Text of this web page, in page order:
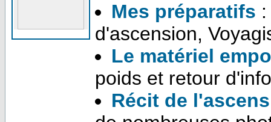
Mes préparatifs
d'ascension,
Le matériel
poids et retour
Récit de